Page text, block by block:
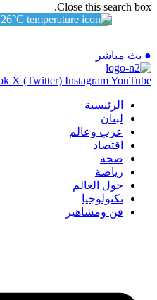
Close this search box.
26°C
● بث مباشر
X (Twitter) InstagramYouTube
الرئيسية
لبنان
عرب وعالم
اقتصاد
صحة
رياضة
حول العالم
تكنولوجيا
فن ومشاهير